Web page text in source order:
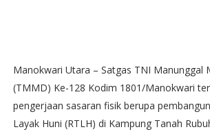
Manokwari Utara – Satgas TNI Manunggal
(TMMD) Ke-128 Kodim 1801/Manokwari
pengerjaan sasaran fisik berupa
Layak Huni (RTLH) di Kampung Tanah